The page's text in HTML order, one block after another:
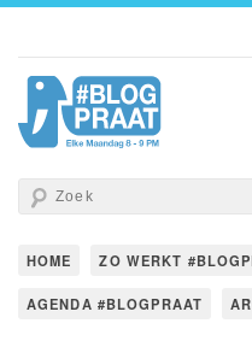
HOME ZO WERKT
AGENDA #BLOGPRAAT